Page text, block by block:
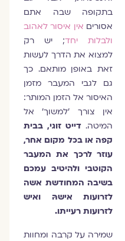
בתקופה שבה אתם
אסוריםאין איסור לאהוב
ולבלות יחד; יש רק
למצוא את הדרך לעשות
זאת באופן מותאם. כך
גם לגבי המעבר מזמן
האיסור אל הזמן המותר:
אין צורך 'למשוך' אל
המיטה.דייט זוגי, בבית
קפה או בכל מקום אחר,
עוזר לרכך את המעבר
הקוטבי ולהיטיב עמכם
בשיבה המחודשת אשה
לזרועות אישהּ ואיש
לזרועות רעייתו.
שמירה על קרבה ומחוות